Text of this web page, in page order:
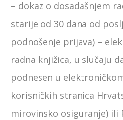
– dokaz o dosadašnjem
starije od 30 dana od
podnošenje prijava) –
radna knjižica, u slučaju
podnesen u
korisničkih stranica
mirovinsko osiguranje) ili